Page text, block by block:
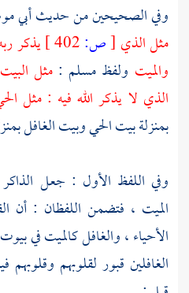
وفي الصحيحين من حديثأبي
مثل الذي [ص:
يذكر
والميت ولفظ مسلم :مثل
الذي لا يذكر الله فيه : مثل
بمنزلة بيت الحي وبيت الغافل
وفي اللفظ الأول : جعل الذاكر
الميت ، فتضمن اللفظان : أن
الأحياء ، والغافل كالميت في
الغافلين قبور لقلوبهم وقلوبهم